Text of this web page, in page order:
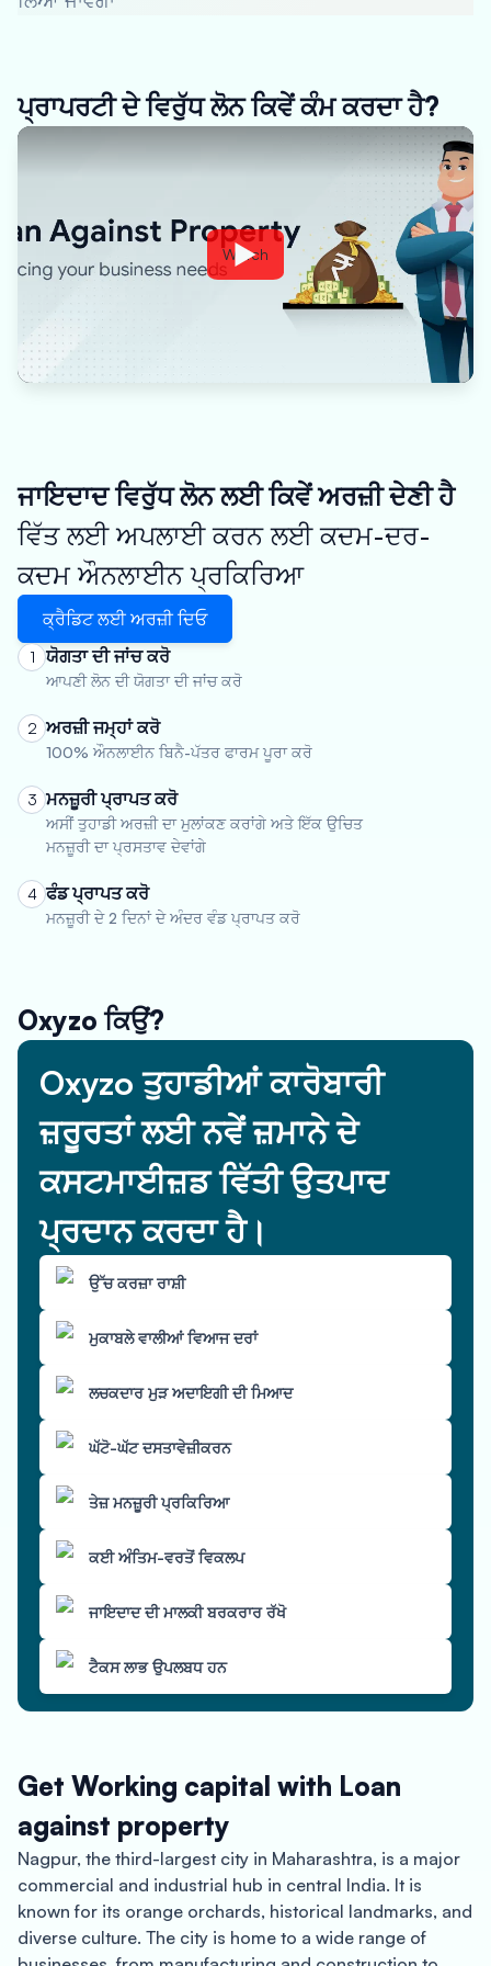
ਪ੍ਰਾਪਰਟੀ ਦੇ ਵਿਰੁੱਧ ਲੋਨ ਕਿਵੇਂ ਕੰਮ ਕਰਦਾ ਹੈ?
Watch
ਜਾਇਦਾਦ ਵਿਰੁੱਧ ਲੋਨ ਲਈ ਕਿਵੇਂ ਅਰਜ਼ੀ ਦੇਣੀ ਹੈ
ਵਿੱਤ ਲਈ ਅਪਲਾਈ ਕਰਨ ਲਈ ਕਦਮ-ਦਰ-
ਕਦਮ ਔਨਲਾਈਨ ਪ੍ਰਕਿਰਿਆ
ਕ੍ਰੈਡਿਟ ਲਈ ਅਰਜ਼ੀ ਦਿਓ
1 ਯੋਗਤਾ ਦੀ ਜਾਂਚ ਕਰੋ
ਆਪਣੀ ਲੋਨ ਦੀ ਯੋਗਤਾ ਦੀ ਜਾਂਚ ਕਰੋ
2 ਅਰਜ਼ੀ ਜਮ੍ਹਾਂ ਕਰੋ
100% ਔਨਲਾਈਨ ਬਿਨੈ-ਪੱਤਰ ਫਾਰਮ ਪੂਰਾ ਕਰੋ
3 ਮਨਜ਼ੂਰੀ ਪ੍ਰਾਪਤ ਕਰੋ
ਅਸੀਂ ਤੁਹਾਡੀ ਅਰਜ਼ੀ ਦਾ ਮੁਲਾਂਕਣ ਕਰਾਂਗੇ ਅਤੇ ਇੱਕ ਉਚਿਤ
ਮਨਜ਼ੂਰੀ ਦਾ ਪ੍ਰਸਤਾਵ ਦੇਵਾਂਗੇ
4 ਫੰਡ ਪ੍ਰਾਪਤ ਕਰੋ
ਮਨਜ਼ੂਰੀ ਦੇ 2 ਦਿਨਾਂ ਦੇ ਅੰਦਰ ਵੰਡ ਪ੍ਰਾਪਤ ਕਰੋ
Oxyzo ਕਿਉਂ?
Oxyzo ਤੁਹਾਡੀਆਂ ਕਾਰੋਬਾਰੀ
ਜ਼ਰੂਰਤਾਂ ਲਈ ਨਵੇਂ ਜ਼ਮਾਨੇ ਦੇ
ਕਸਟਮਾਈਜ਼ਡ ਵਿੱਤੀ ਉਤਪਾਦ
ਪ੍ਰਦਾਨ ਕਰਦਾ ਹੈ।
ਉੱਚ ਕਰਜ਼ਾ ਰਾਸ਼ੀ
ਮੁਕਾਬਲੇ ਵਾਲੀਆਂ ਵਿਆਜ ਦਰਾਂ
ਲਚਕਦਾਰ ਮੁੜ ਅਦਾਇਗੀ ਦੀ ਮਿਆਦ
ਘੱਟੋ-ਘੱਟ ਦਸਤਾਵੇਜ਼ੀਕਰਨ
ਤੇਜ਼ ਮਨਜ਼ੂਰੀ ਪ੍ਰਕਿਰਿਆ
ਕਈ ਅੰਤਿਮ-ਵਰਤੋਂ ਵਿਕਲਪ
ਜਾਇਦਾਦ ਦੀ ਮਾਲਕੀ ਬਰਕਰਾਰ ਰੱਖੋ
ਟੈਕਸ ਲਾਭ ਉਪਲਬਧ ਹਨ
Get Working capital with Loan
against property
Nagpur, the third-largest city in Maharashtra, is a major
commercial and industrial hub in central India. It is
known for its orange orchards, historical landmarks, and
diverse culture. The city is home to a wide range of